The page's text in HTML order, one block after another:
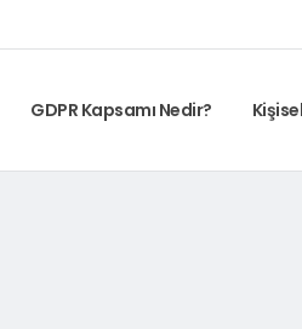
GDPR Kapsamı Nedir?